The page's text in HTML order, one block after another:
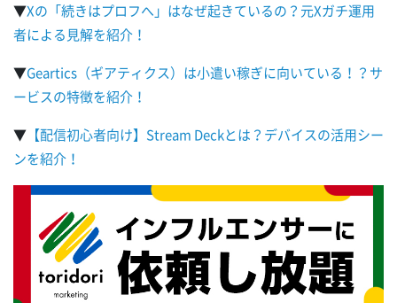
▼Xの「続きはプロフへ」はなぜ起きているの？元Xガチ運用
者による見解を紹介！
▼Geartics（ギアティクス）は小遣い稼ぎに向いている！？サ
ービスの特徴を紹介！
▼ 【配信初心者向け】Stream Deckとは？デバイスの活用シー
ンを紹介！